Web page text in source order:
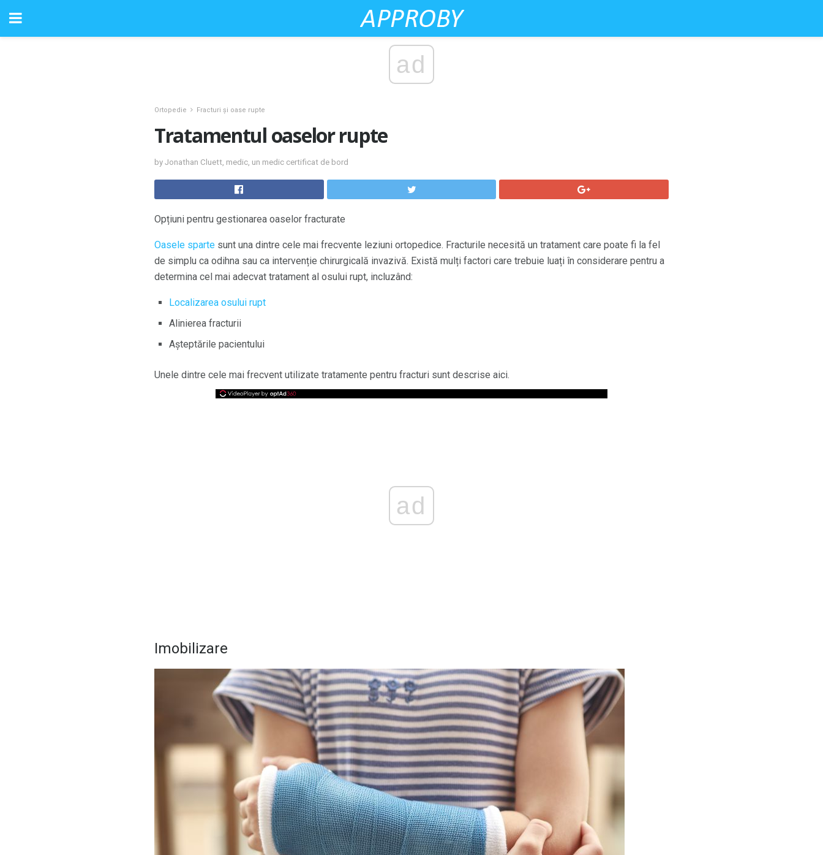
ad
Ortopedie Fracturi și oase rupte
Tratamentul oaselor rupte
by Jonathan Cluett, medic, un medic certificat de bord
Opțiuni pentru gestionarea oaselor fracturate
Oasele sparte sunt una dintre cele mai frecvente leziuni ortopedice. Fracturile necesită un tratament care poate fi la fel
de simplu ca odihna sau ca intervenție chirurgicală invazivă. Există mulți factori care trebuie luați în considerare pentru a
determina cel mai adecvat tratament al osului rupt, incluzând:
Localizarea osului rupt
Alinierea fracturii
Așteptările pacientului
Unele dintre cele mai frecvent utilizate tratamente pentru fracturi sunt descrise aici.
ad
Imobilizare